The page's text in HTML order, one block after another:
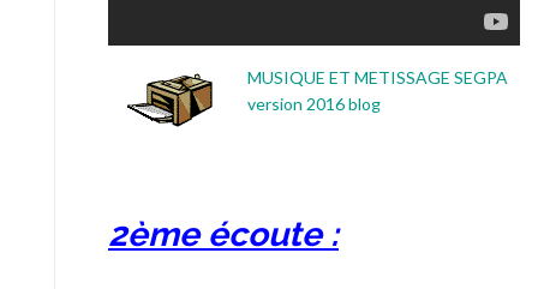
MUSIQUE ET METISSAGE SEGPA
version 2016 blog
2ème écoute :